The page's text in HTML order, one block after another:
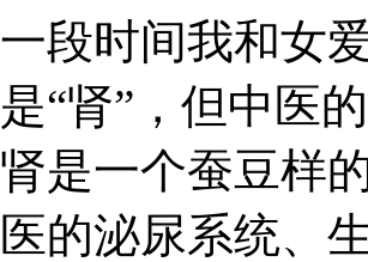
一段时间我和女
是“肾”，但中医
肾是一个蚕豆样
医的泌尿系统、